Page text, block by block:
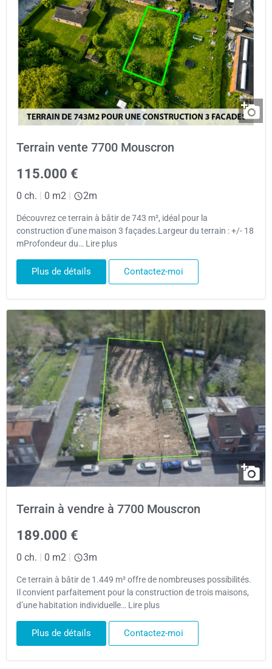
Terrain vente 7700 Mouscron
115.000 €
0 ch. | 0 m2 | 2m
Découvrez ce terrain à bâtir de 743 m², idéal pour la
construction d’une maison 3 façades.Largeur du terrain : +/- 18
mProfondeur du… Lire plus
Plus de détails Contactez-moi
Terrain à vendre à 7700 Mouscron
189.000 €
0 ch. | 0 m2 | 3m
Ce terrain à bâtir de 1.449 m² offre de nombreuses possibilités.
Il convient parfaitement pour la construction de trois maisons,
d’une habitation individuelle… Lire plus
Plus de détails Contactez-moi